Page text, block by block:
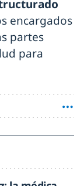
encargados
partes
para